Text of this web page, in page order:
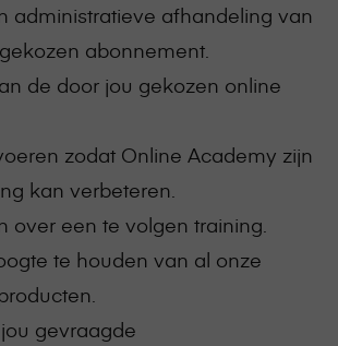
administratieve afhandeling van
abonnement.
de door jou gekozen online
zodat Online Academy zijn
kan verbeteren.
over een te volgen training.
te houden van al onze
gevraagde